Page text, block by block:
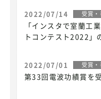
2022/07/14 受賞
「インスタで室蘭工
トコンテスト2022」
2022/07/01 受賞
第33回電波功績賞を